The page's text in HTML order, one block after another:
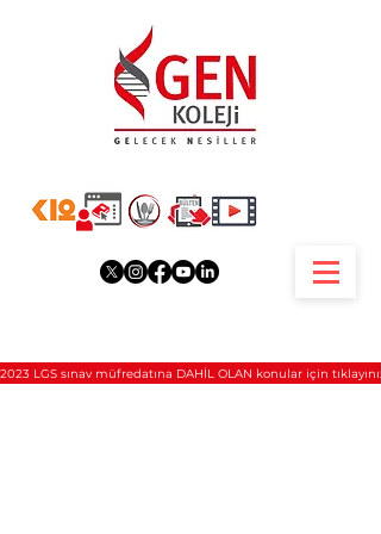
2023 LGS sınav müfredatına DAHİL OLAN konular için tıklayınız.